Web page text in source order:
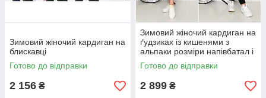
Зимовий жіночий кардиган на
блискавці
Готово до відправки
2 156 ₴
Зимовий жіночий кардиган на
ґудзиках із кишенями з
альпаки розміри напівбатал і
батал
Готово до відправки
2 899 ₴